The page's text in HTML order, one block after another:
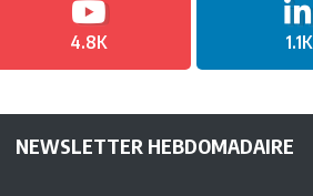
4.8K 1.1K
NEWSLETTER HEBDOMADAIRE